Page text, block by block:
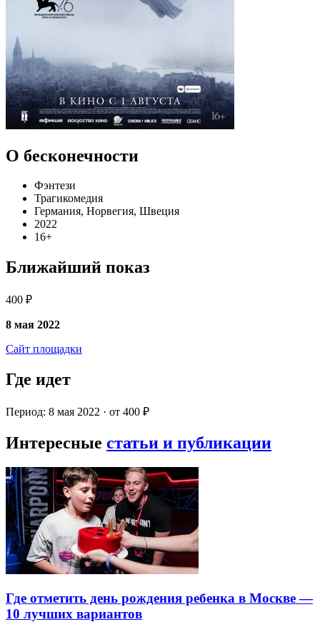
О бесконечности
Фэнтези
Трагикомедия
Германия, Норвегия, Швеция
2022
16+
Ближайший показ
400 ₽
8 мая 2022
Сайт площадки
Где идет
Период: 8 мая 2022 · от 400 ₽
Интересные статьи и публикации
Где отметить день рождения ребенка в Москве —
10 лучших вариантов